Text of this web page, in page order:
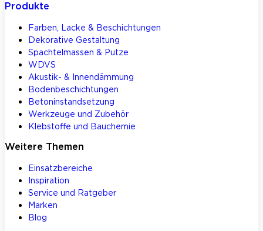
Produkte
Farben, Lacke & Beschichtungen
Dekorative Gestaltung
Spachtelmassen & Putze
WDVS
Akustik- & Innendämmung
Bodenbeschichtungen
Betoninstandsetzung
Werkzeuge und Zubehör
Klebstoffe und Bauchemie
Weitere Themen
Einsatzbereiche
Inspiration
Service und Ratgeber
Marken
Blog